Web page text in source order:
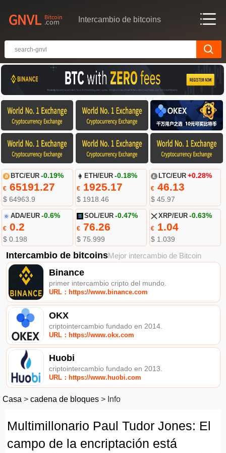
Intercambio de bitcoins
BTC/EUR -0.19%
€65191.27
$ 64963.9
ETH/EUR -0.18%
€ 1925.17
$ 1918.46
LTC/EUR +0.28%
€46.13
$ 45.97
ADA/EUR -0.6%
€0.2
$ 0.198
SOL/EUR -0.47%
€ 76.26
$ 75.999
XRP/EUR -0.63%
€1.04
$ 1.039
Intercambio de bitcoinsMejor intercambio de Bitcoin
Binance
primer intercambio cripto del mundo.
URL：https://www.binance.com
OKX
criptointercambio fundado en 2014.
URL：https://www.okx.com
Huobi
criptointercambio fundado en 2013.
URL：https://www.huobi.com
Casa > cadena de bloques > Info
Multimillonario Paul Tudor Jones: El
campo de la encriptación está